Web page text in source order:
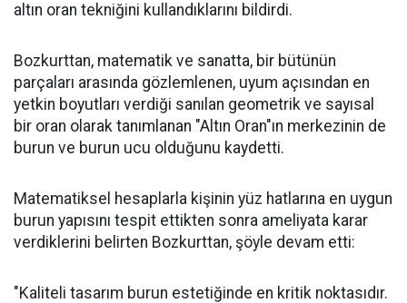
altın oran tekniğini kullandıklarını bildirdi.
Bozkurttan, matematik ve sanatta, bir bütünün
parçaları arasında gözlemlenen, uyum açısından en
yetkin boyutları verdiği sanılan geometrik ve sayısal
bir oran olarak tanımlanan "Altın Oran"ın merkezinin de
burun ve burun ucu olduğunu kaydetti.
Matematiksel hesaplarla kişinin yüz hatlarına en uygun
burun yapısını tespit ettikten sonra ameliyata karar
verdiklerini belirten Bozkurttan, şöyle devam etti:
"Kaliteli tasarım burun estetiğinde en kritik noktasıdır.